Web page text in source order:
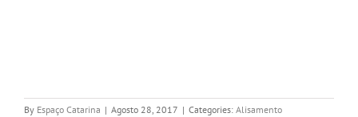
By Espaço Catarina | Agosto 28, 2017 | Categories: Alisamento